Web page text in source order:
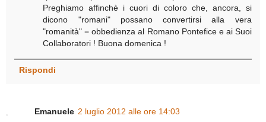
Preghiamo affinchè i cuori di coloro che, ancora, si
dicono "romani" possano convertirsi alla vera
"romanità" = obbedienza al Romano Pontefice e ai Suoi
Collaboratori ! Buona domenica !
Rispondi
Emanuele 2 luglio 2012 alle ore 14:03